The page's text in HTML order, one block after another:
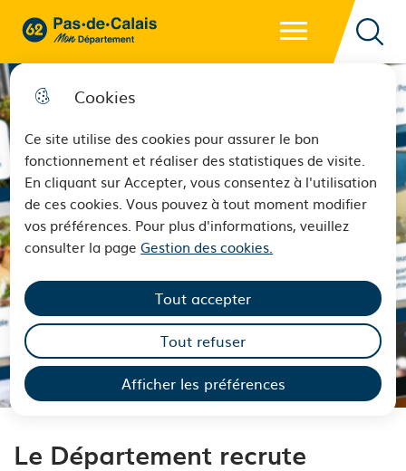
Cookies
Ce site utilise des cookies pour assurer le bon
fonctionnement et réaliser des statistiques de visite.
En cliquant sur Accepter, vous consentez à l'utilisation
de ces cookies. Vous pouvez à tout moment modifier
vos préférences. Pour plus d'informations, veuillez
consulter la pageGestion des cookies.
Afficher les préférences
Tout accepter
Tout refuser
62 - Pas-de-Calais Mon Département - Retour à l'accueil
Le Département recrute